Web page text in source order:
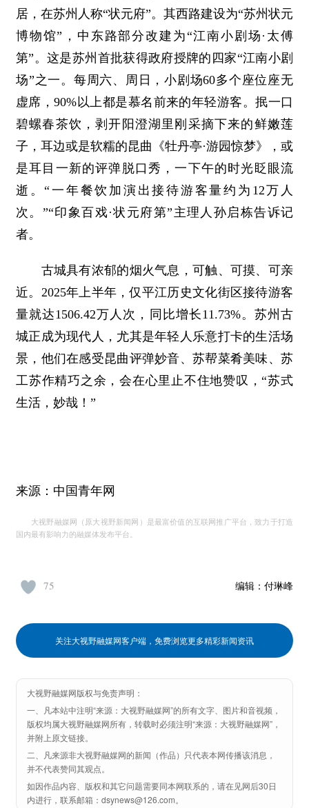
居，在苏州人称“状元府”。其西路建设为“苏州状元
博物馆”，中东路部分改建为“江南小剧场·太傅
第”。这是苏州首批获得政府授牌的四家“江南小剧
场”之一。每周六、周日，小剧场60多个座位座无
虚席，90%以上都是慕名前来的年轻游客。抿一口
碧螺春茶饮，剥开阳澄湖里刚采摘下来的鲜嫩莲
子，耳边或是软糯的昆曲《牡丹亭·游园惊梦》，或
是耳目一新的评弹脱口秀，一下午的时光眨眼流
逝。“一年餐饮加演出接待游客量约为12万人
次。”“印象百戏·状元府第”主理人孙启栋告诉记
者。
古城具有浓郁的烟火气息，可触、可摸、可亲
近。2025年上半年，仅平江历史文化街区接待游客
量就达1506.42万人次，同比增长11.73%。苏州古
城正成为现代人，尤其是年轻人乐意打卡的生活场
景，他们在感受昆曲评弹妙音、苏帮菜肴美味、苏
工苏作精巧之余，会在心里止不住地赞叹，“苏式
生活，妙哉！”
来源：中国青年网
大视野融媒网（原大视野新闻网）是最富价值的互联网推广平台，致力于打造
国内最有影响力的融媒体发布平台。
编辑： 付琳峰
75
关注大视野融媒网客户端，免费浏览更多精彩新闻资讯
大视野融媒网版权与免责声明：
一、凡本站中注明“来源：大视野融媒网”的所有文字、图片和音视频，
版权均属大视野融媒网所有，转载时必须注明“来源：大视野融媒网”，
并附上原文链接。
二、凡来源非大视野融媒网的新闻（作品）只代表本网传播该消息，
并不代表赞同其观点。
如因作品内容、版权和其它问题需要同本网联系的，请在见网后30日
内进行，联系邮箱：dsynews@126.com。